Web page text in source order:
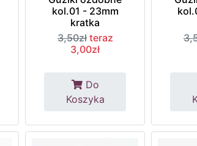
kol.01 - 23mm
kratka
3,50zł teraz
3,00zł
Do
Koszyka